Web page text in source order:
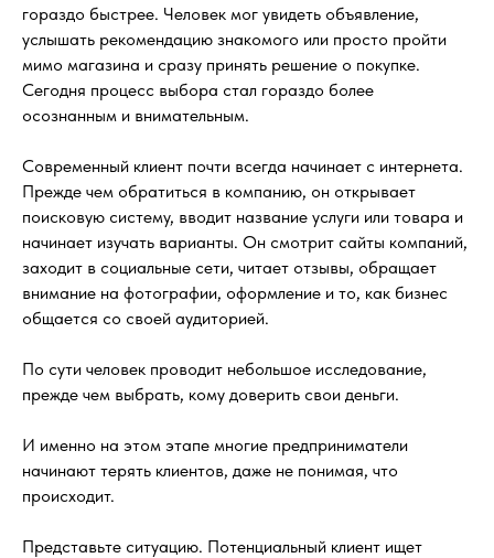
гораздо быстрее. Человек мог увидеть объявление,
услышать рекомендацию знакомого или просто пройти
мимо магазина и сразу принять решение о покупке.
Сегодня процесс выбора стал гораздо более
осознанным и внимательным.
Современный клиент почти всегда начинает с интернета.
Прежде чем обратиться в компанию, он открывает
поисковую систему, вводит название услуги или товара и
начинает изучать варианты. Он смотрит сайты компаний,
заходит в социальные сети, читает отзывы, обращает
внимание на фотографии, оформление и то, как бизнес
общается со своей аудиторией.
По сути человек проводит небольшое исследование,
прежде чем выбрать, кому доверить свои деньги.
И именно на этом этапе многие предприниматели
начинают терять клиентов, даже не понимая, что
происходит.
Представьте ситуацию. Потенциальный клиент ищет